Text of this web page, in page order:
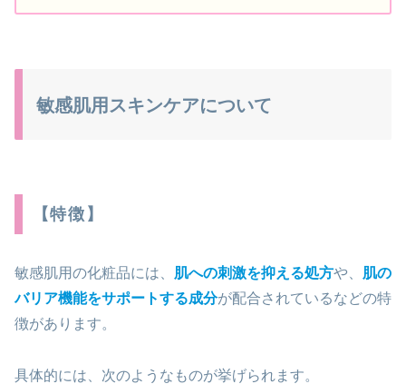
敏感肌用スキンケアについて
【特徴】
敏感肌用の化粧品には、 肌への刺激を抑える処方や、 肌の
バリア機能をサポートする成分が配合されているなどの特
徴があります。
具体的には、次のようなものが挙げられます。